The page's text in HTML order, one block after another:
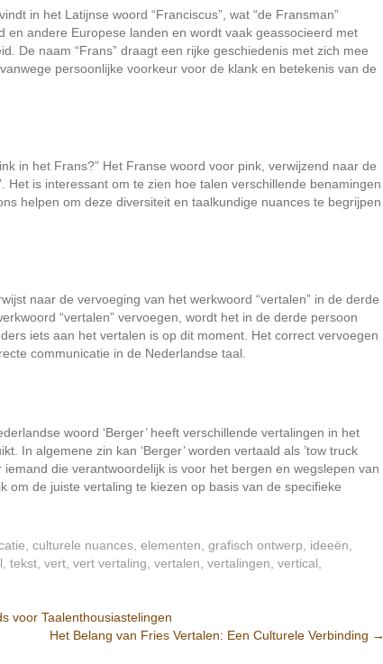
in het Latijnse woord “Franciscus”, wat “de Fransman”
andere Europese landen en wordt vaak geassocieerd met
De naam “Frans” draagt een rijke geschiedenis met zich mee
persoonlijke voorkeur voor de klank en betekenis van de
in het Frans?” Het Franse woord voor pink, verwijzend naar de
Het is interessant om te zien hoe talen verschillende benamingen
helpen om deze diversiteit en taalkundige nuances te begrijpen
naar de vervoeging van het werkwoord “vertalen” in de derde
“vertalen” vervoegen, wordt het in de derde persoon
iets aan het vertalen is op dit moment. Het correct vervoegen
communicatie in de Nederlandse taal.
woord ‘Berger’ heeft verschillende vertalingen in het
In algemene zin kan ‘Berger’ worden vertaald als ’tow truck
iemand die verantwoordelijk is voor het bergen en wegslepen van
om de juiste vertaling te kiezen op basis van de specifieke
culturele nuances elementen grafisch ontwerp ideeën
tekst vert vert vertaling vertalen vertalingen vertical
voor Taalenthousiastelingen
Het Belang van Fries Vertalen: Een Culturele Verbinding →